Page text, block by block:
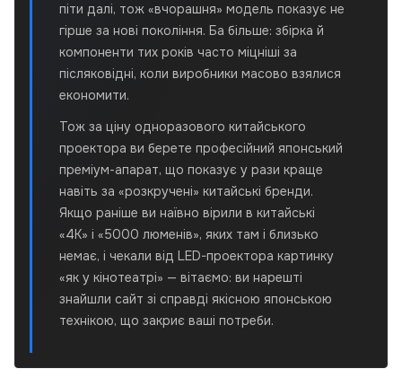
піти далі, тож «вчорашня» модель показує не
гірше за нові покоління. Ба більше: збірка й
компоненти тих років часто міцніші за
післяковідні, коли виробники масово взялися
економити.
Тож за ціну одноразового китайського
проектора ви берете професійний японський
преміум-апарат, що показує у рази краще
навіть за «розкручені» китайські бренди.
Якщо раніше ви наївно вірили в китайські
«4K» і «5000 люменів», яких там і близько
немає, і чекали від LED-проектора картинку
«як у кінотеатрі» — вітаємо: ви нарешті
знайшли сайт зі справді якісною японською
технікою, що закриє ваші потреби.